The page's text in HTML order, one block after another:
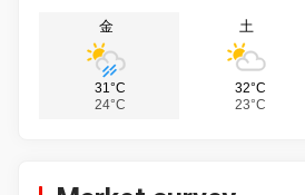
金
31°C
24°C
土
32°C
23°C